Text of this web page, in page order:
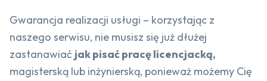
Gwarancja realizacji usługi – korzystając z
naszego serwisu, nie musisz się już dłużej
zastanawiać jak pisać pracę licencjacką,
magisterską lub inżynierską, ponieważ możemy Cię